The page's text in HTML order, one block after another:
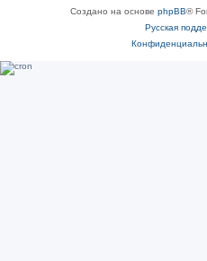
Создано на основе phpBB®
Русская